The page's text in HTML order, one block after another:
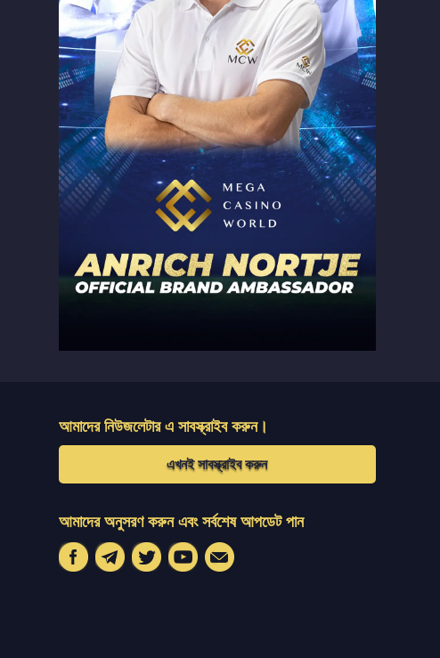
আমাদের নিউজলেটার এ সাবস্ক্রাইব করুন।
এখনই সাবস্ক্রাইব করুন
আমাদের অনুসরণ করুন এবং সর্বশেষ আপডেট পান